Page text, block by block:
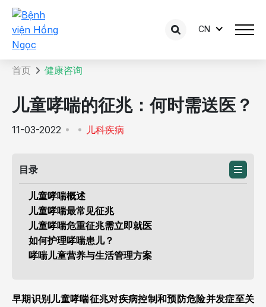
CN
咨询内容详情
首页 健康咨询
儿童哮喘的征兆：何时需送医？
11-03-2022 儿科疾病
目录
儿童哮喘概述
儿童哮喘最常见征兆
儿童哮喘危重征兆需立即就医
如何护理哮喘患儿？
哮喘儿童营养与生活管理方案
早期识别儿童哮喘征兆对疾病控制和预防危险并发症至关